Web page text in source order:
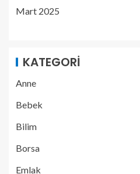
Mart 2025
KATEGORI
Anne
Bebek
Bilim
Borsa
Emlak